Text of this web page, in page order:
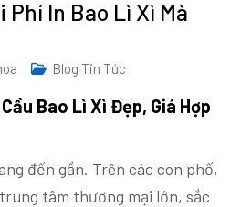
Phí In Bao Lì Xì Mà
Blog Tin Tức
Bao Lì Xì Đẹp, Giá Hợp
đến gần. Trên các con phố,
tâm thương mại lớn, sắc